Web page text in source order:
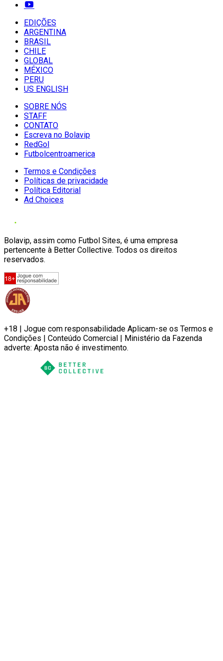
EDIÇÕES
ARGENTINA
BRASIL
CHILE
GLOBAL
MÉXICO
PERU
US ENGLISH
SOBRE NÓS
STAFF
CONTATO
Escreva no Bolavip
RedGol
Futbolcentroamerica
Termos e Condições
Políticas de privacidade
Política Editorial
Ad Choices
Bolavip, assim como Futbol Sites, é uma empresa
pertencente à Better Collective. Todos os direitos
reservados.
+18 | Jogue com responsabilidade Aplicam-se os Termos e
Condições | Conteúdo Comercial | Ministério da Fazenda
adverte: Aposta não é investimento.